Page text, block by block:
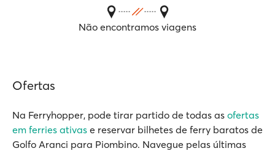
Não encontramos viagens
Ofertas
Na Ferryhopper, pode tirar partido de todas as ofertas
em ferries ativas e reservar bilhetes de ferry baratos de
Golfo Aranci para Piombino. Navegue pelas últimas